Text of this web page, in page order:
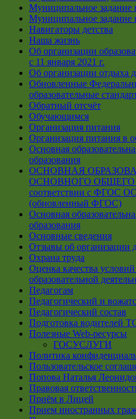
Муниципальное задание
Муниципальное задание
Навигаторы детства
Наша жизнь
Об организации
с 11 января 2021 г.
Об организации отдыха
Обновленные
образовательные
Обратный отсчёт
Обучающимся
Организация питания
Организация питания в
Основная
образования
ОСНОВНАЯ
ОСНОВНОГО ОБЩЕГО
соответствии с ФГОС
(обновленный ФГОС)
Основная
образования
Основные сведения
Отзывы об организации
Охрана труда
Оценка качества
образовательной
Педагогам
Педагогический и
Педагогический состав
Подготовка водителей
Полезные Web-ресурсы
ГОСУСЛУГИ
Политика
Пользовательское
Попова Наталья
Правовая
Приём в Лицей
Прием иностранных